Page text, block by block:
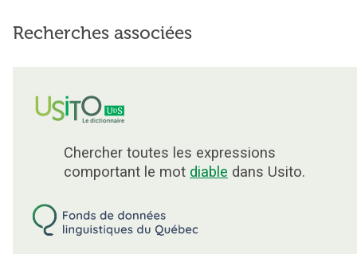
Recherches associées
Chercher toutes les expressions
comportant le mot diable dans Usito.